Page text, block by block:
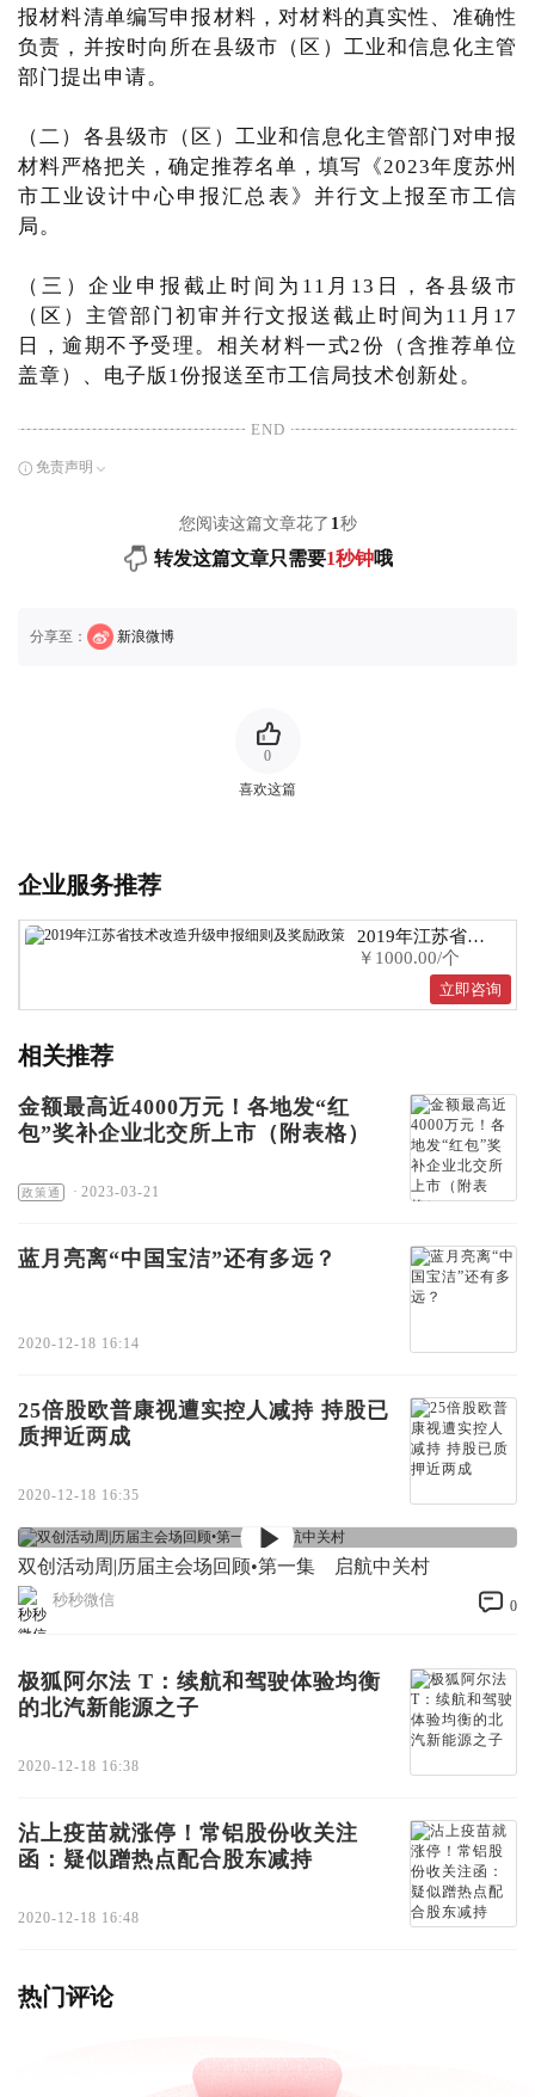
报材料清单编写申报材料，对材料的真实性、准确性
负责，并按时向所在县级市（区）工业和信息化主管
部门提出申请。
（二）各县级市（区）工业和信息化主管部门对申报
材料严格把关，确定推荐名单，填写《2023年度苏州
市工业设计中心申报汇总表》并行文上报至市工信
局。
（三）企业申报截止时间为11月13日，各县级市
（区）主管部门初审并行文报送截止时间为11月17
日，逾期不予受理。相关材料一式2份（含推荐单位
盖章）、电子版1份报送至市工信局技术创新处。
END
免责声明
您阅读这篇文章花了 1秒
转发这篇文章只需要1秒钟哦
分享至： 新浪微博
喜欢这篇
0
企业服务推荐
2019年江苏省技
术改造升级申报
细则及奖励政策
￥1000.00/个
立即咨询
相关推荐
金额最高近4000万元！各地发“红
包”奖补企业北交所上市（附表格）
政策通 · 2023-03-21
蓝月亮离“中国宝洁”还有多远？
2020-12-18 16:14
25倍股欧普康视遭实控人减持 持股已
质押近两成
2020-12-18 16:35
双创活动周|历届主会场回顾•第一集 启航中关村
秒秒微信 0
极狐阿尔法 T：续航和驾驶体验均衡
的北汽新能源之子
2020-12-18 16:38
沾上疫苗就涨停！常铝股份收关注
函：疑似蹭热点配合股东减持
2020-12-18 16:48
热门评论